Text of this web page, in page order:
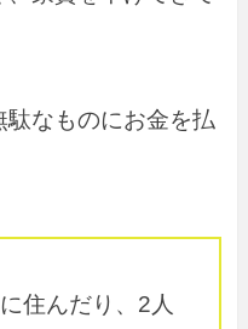
なものにお金を払
住んだり、2人